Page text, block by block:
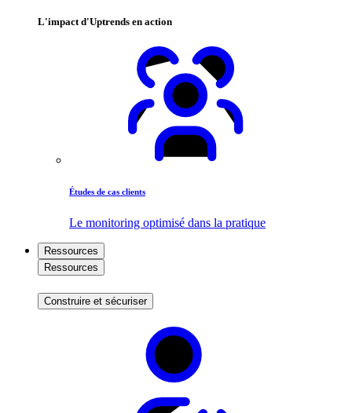
L'impact d'Uptrends en action
Études de cas clients
Le monitoring optimisé dans la pratique
Ressources
Ressources
Construire et sécuriser